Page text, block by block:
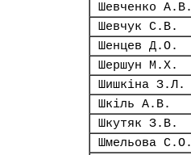
Шевченко А.В.
Шевчук С.В.
Шенцев Д.О.
Шершун М.Х.
Шишкіна З.Л.
Шкіль А.В.
Шкутяк З.В.
Шмельова С.О.